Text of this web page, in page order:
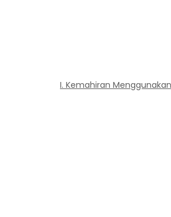
I. Kemahiran